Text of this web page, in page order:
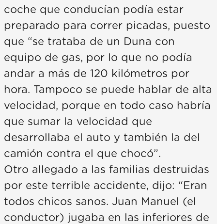
coche que conducían podía estar
preparado para correr picadas, puesto
que “se trataba de un Duna con
equipo de gas, por lo que no podía
andar a más de 120 kilómetros por
hora. Tampoco se puede hablar de alta
velocidad, porque en todo caso habría
que sumar la velocidad que
desarrollaba el auto y también la del
camión contra el que chocó”.
Otro allegado a las familias destruidas
por este terrible accidente, dijo: “Eran
todos chicos sanos. Juan Manuel (el
conductor) jugaba en las inferiores de